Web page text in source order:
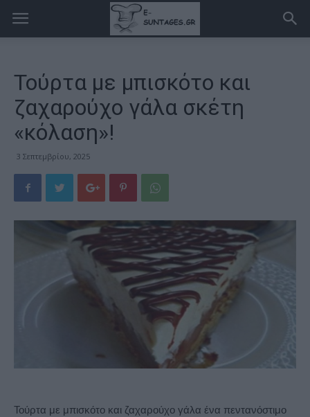
Τούρτα με μπισκότο και
ζαχαρούχο γάλα σκέτη
«κόλαση»!
3 Σεπτεμβρίου, 2025
Τούρτα με μπισκότο και ζαχαρούχο γάλα ένα πεντανόστιμο